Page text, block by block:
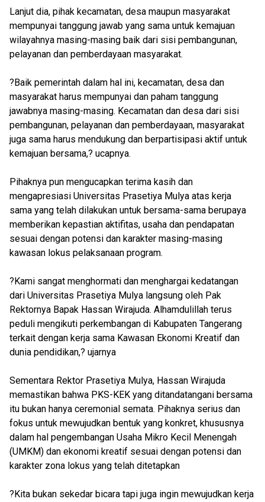
Lanjut dia, pihak kecamatan, desa maupun masyarakat
mempunyai tanggung jawab yang sama untuk kemajuan
wilayahnya masing-masing baik dari sisi pembangunan,
pelayanan dan pemberdayaan masyarakat.
?Baik pemerintah dalam hal ini, kecamatan, desa dan
masyarakat harus mempunyai dan paham tanggung
jawabnya masing-masing. Kecamatan dan desa dari sisi
pembangunan, pelayanan dan pemberdayaan, masyarakat
juga sama harus mendukung dan berpartisipasi aktif untuk
kemajuan bersama,? ucapnya.
Pihaknya pun mengucapkan terima kasih dan
mengapresiasi Universitas Prasetiya Mulya atas kerja
sama yang telah dilakukan untuk bersama-sama berupaya
memberikan kepastian aktifitas, usaha dan pendapatan
sesuai dengan potensi dan karakter masing-masing
kawasan lokus pelaksanaan program.
?Kami sangat menghormati dan menghargai kedatangan
dari Universitas Prasetiya Mulya langsung oleh Pak
Rektornya Bapak Hassan Wirajuda. Alhamdulillah terus
peduli mengikuti perkembangan di Kabupaten Tangerang
terkait dengan kerja sama Kawasan Ekonomi Kreatif dan
dunia pendidikan,? ujarnya
Sementara Rektor Prasetiya Mulya, Hassan Wirajuda
memastikan bahwa PKS-KEK yang ditandatangani bersama
itu bukan hanya ceremonial semata. Pihaknya serius dan
fokus untuk mewujudkan bentuk yang konkret, khususnya
dalam hal pengembangan Usaha Mikro Kecil Menengah
(UMKM) dan ekonomi kreatif sesuai dengan potensi dan
karakter zona lokus yang telah ditetapkan
?Kita bukan sekedar bicara tapi juga ingin mewujudkan kerja